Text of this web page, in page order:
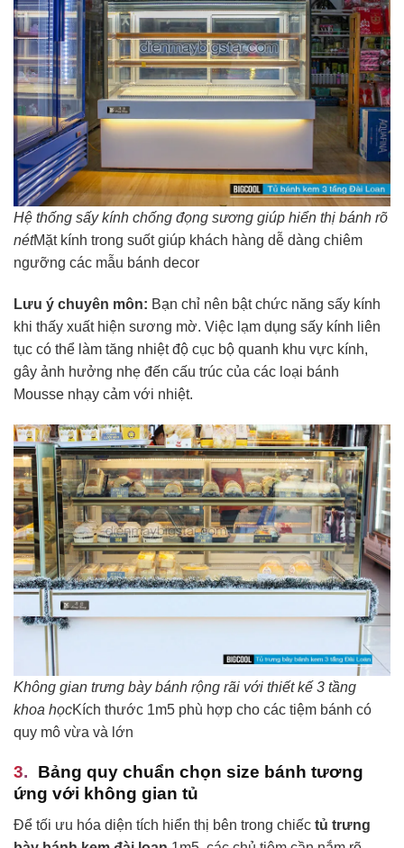
Hệ thống sấy kính chống đọng sương giúp hiển thị bánh rõ
nétMặt kính trong suốt giúp khách hàng dễ dàng chiêm
ngưỡng các mẫu bánh decor
Lưu ý chuyên môn: Bạn chỉ nên bật chức năng sấy kính
khi thấy xuất hiện sương mờ. Việc lạm dụng sấy kính liên
tục có thể làm tăng nhiệt độ cục bộ quanh khu vực kính,
gây ảnh hưởng nhẹ đến cấu trúc của các loại bánh
Mousse nhạy cảm với nhiệt.
Không gian trưng bày bánh rộng rãi với thiết kế 3 tầng
khoa họcKích thước 1m5 phù hợp cho các tiệm bánh có
quy mô vừa và lớn
Bảng quy chuẩn chọn size bánh tương
ứng với không gian tủ
Để tối ưu hóa diện tích hiển thị bên trong chiếc tủ trưng